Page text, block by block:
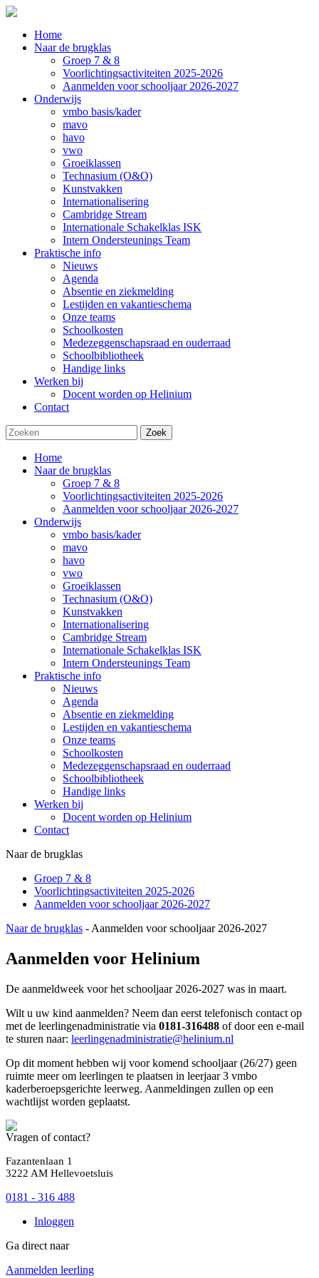
Home
Naar de brugklas
Groep 7 & 8
Voorlichtingsactiviteiten 2025-2026
Aanmelden voor schooljaar 2026-2027
Onderwijs
vmbo basis/kader
mavo
havo
vwo
Groeiklassen
Technasium (O&O)
Kunstvakken
Internationalisering
Cambridge Stream
Internationale Schakelklas ISK
Intern Ondersteunings Team
Praktische info
Nieuws
Agenda
Absentie en ziekmelding
Lestijden en vakantieschema
Onze teams
Schoolkosten
Medezeggenschapsraad en ouderraad
Schoolbibliotheek
Handige links
Werken bij
Docent worden op Helinium
Contact
Zoek
Home
Naar de brugklas
Groep 7 & 8
Voorlichtingsactiviteiten 2025-2026
Aanmelden voor schooljaar 2026-2027
Onderwijs
vmbo basis/kader
mavo
havo
vwo
Groeiklassen
Technasium (O&O)
Kunstvakken
Internationalisering
Cambridge Stream
Internationale Schakelklas ISK
Intern Ondersteunings Team
Praktische info
Nieuws
Agenda
Absentie en ziekmelding
Lestijden en vakantieschema
Onze teams
Schoolkosten
Medezeggenschapsraad en ouderraad
Schoolbibliotheek
Handige links
Werken bij
Docent worden op Helinium
Contact
Naar de brugklas
Groep 7 & 8
Voorlichtingsactiviteiten 2025-2026
Aanmelden voor schooljaar 2026-2027
Naar de brugklas - Aanmelden voor schooljaar 2026-2027
Aanmelden voor Helinium
De aanmeldweek voor het schooljaar 2026-2027 was in maart.
Wilt u uw kind aanmelden? Neem dan eerst telefonisch contact op
met de leerlingenadministratie via 0181-316488 of door een e-mail
te sturen naar: leerlingenadministratie@helinium.nl
Op dit moment hebben wij voor komend schooljaar (26/27) geen
ruimte meer om leerlingen te plaatsen in leerjaar 3 vmbo
kaderberoepsgerichte leerweg. Aanmeldingen zullen op een
wachtlijst worden geplaatst.
Vragen of contact?
Fazantenlaan 1
3222 AM Hellevoetsluis
0181 - 316 488
Inloggen
Ga direct naar
Aanmelden leerling